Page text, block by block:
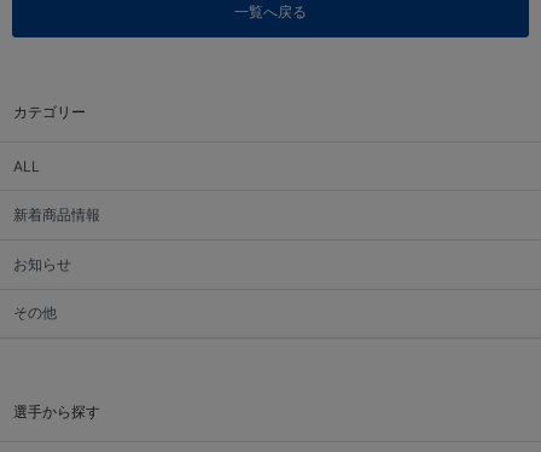
カテゴリー
ALL
新着商品情報
お知らせ
その他
選手から探す
一覧へ戻る